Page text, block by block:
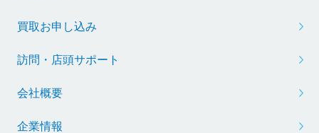
買取お申し込み
訪問・店頭サポート
会社概要
企業情報